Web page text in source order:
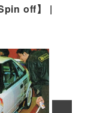
off】 |